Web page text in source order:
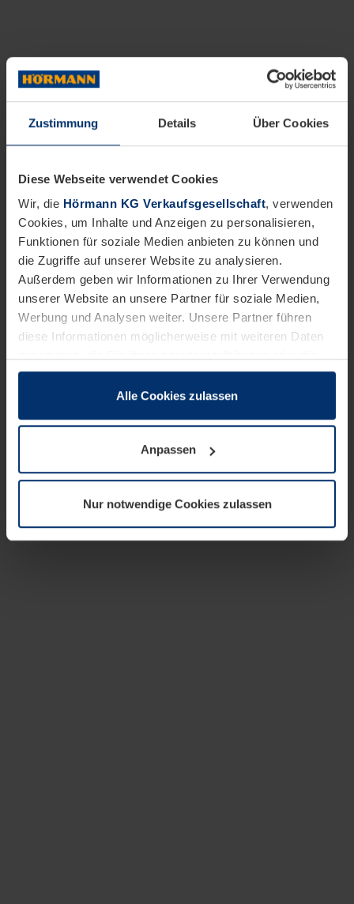
Zustimmung Details Über Cookies
Diese Webseite verwendet Cookies
Wir, die Hörmann KG Verkaufsgesellschaft, verwenden
Cookies, um Inhalte und Anzeigen zu personalisieren,
Funktionen für soziale Medien anbieten zu können und
die Zugriffe auf unserer Website zu analysieren.
Außerdem geben wir Informationen zu Ihrer Verwendung
unserer Website an unsere Partner für soziale Medien,
Werbung und Analysen weiter. Unsere Partner führen
diese Informationen möglicherweise mit weiteren Daten
sie im Rahmen Ihrer Nutzung der Dienste gesammelt
wenn diese für den Betrieb dieser Seite unbedingt
notwendig sind. Für alle anderen Cookie-Typen benötigen
wir Ihre Erlaubnis. Ihre Einwilligung können Sie jederzeit
Datenschutzerklärungunserer Website ändern oder
widerrufen.
Alle Cookies zulassen
Anpassen
Nur notwendige Cookies zulassen